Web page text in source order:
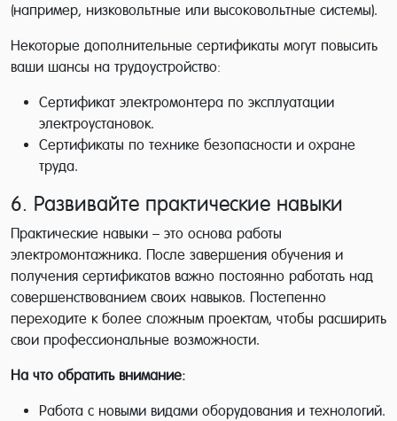
(например, низковольтные или высоковольтные системы).
Некоторые дополнительные сертификаты могут повысить
ваши шансы на трудоустройство:
Сертификат электромонтера по эксплуатации
электроустановок.
Сертификаты по технике безопасности и охране
труда.
6. Развивайте практические навыки
Практические навыки – это основа работы
электромонтажника. После завершения обучения и
получения сертификатов важно постоянно работать над
совершенствованием своих навыков. Постепенно
переходите к более сложным проектам, чтобы расширить
свои профессиональные возможности.
На что обратить внимание:
Работа с новыми видами оборудования и технологий.